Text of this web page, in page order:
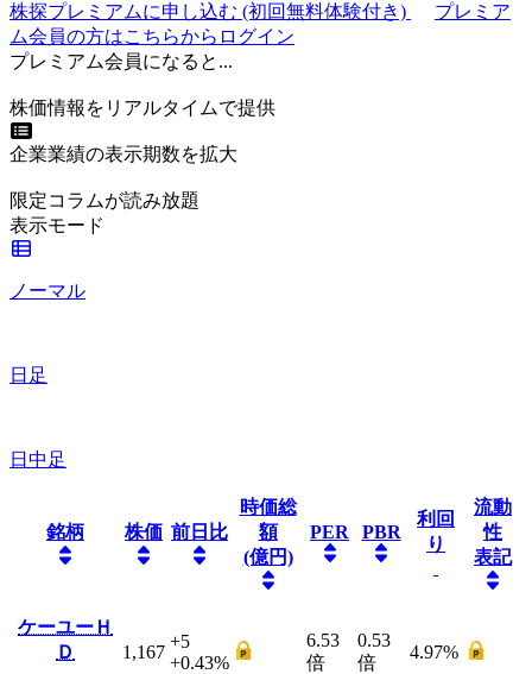
株探プレミアムに申し込む (初回無料体験付き)
プレミア
ム会員の方はこちらからログイン
プレミアム会員になると...
株価情報をリアルタイムで提供
企業業績の表示期数を拡大
限定コラムが読み放題
表示モード
ノーマル
日足
日中足
銘柄 株価 前日比
時価総
額
(億円)
PER PBR
利回
り
流動
性
表記
ケーユーＨ
Ｄ
1,167
+5
+0.43%
6.53
倍
0.53
倍
4.97%